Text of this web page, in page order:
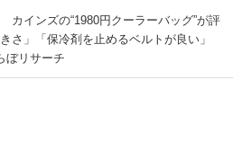
カインズの“1980円クーラーバッグ”が評
」「保冷剤を止めるベルトが良い」
ぼリサーチ